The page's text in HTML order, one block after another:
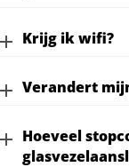
Krijg ik wifi?
Verandert
Hoeveel